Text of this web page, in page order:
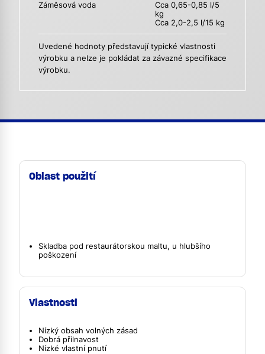
Záměsová voda
Cca 0,65-0,85 l/5
kg
Cca 2,0-2,5 l/15 kg
Uvedené hodnoty představují typické vlastnosti
výrobku a nelze je pokládat za závazné specifikace
výrobku.
Oblast použití
Skladba pod restaurátorskou maltu, u hlubšího
poškození
Vlastnosti
Nízký obsah volných zásad
Dobrá přilnavost
Nízké vlastní pnutí